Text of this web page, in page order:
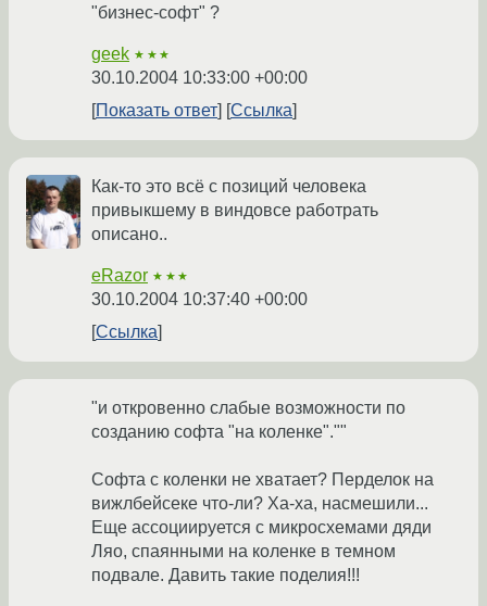
"бизнес-софт" ?
geek ★★★
30.10.2004 10:33:00 +00:00
Показать ответ
Ссылка
Как-то это всё с позиций человека
привыкшему в виндовсе работрать
описано..
eRazor ★★★
30.10.2004 10:37:40 +00:00
Ссылка
"и откровенно слабые возможности по
созданию софта "на коленке".""
Софта с коленки не хватает? Перделок на
вижлбейсеке что-ли? Ха-ха, насмешили...
Еще ассоциируется с микросхемами дяди
Ляо, спаянными на коленке в темном
подвале. Давить такие поделия!!!